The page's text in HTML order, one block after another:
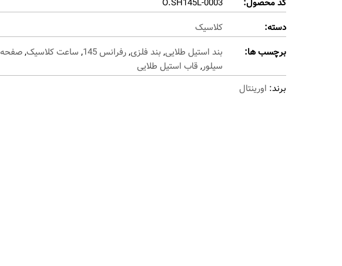
کد محصول:
O.SH145L-0003
دسته:
کلاسیک
برچسب ها:
بند استیل طلایی, بند فلزی,رفرانس 145 , ساعت کلاسیک,صفحه
سیلور, قاب استیل طلایی
برند: اورینتال